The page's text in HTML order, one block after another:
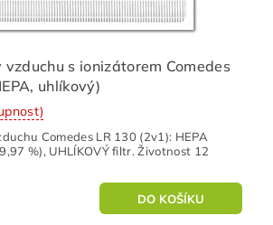
s ionizátorem Comedes
uhlíkový)
Comedes LR 130 (2v1): HEPA
%), UHLÍKOVÝ filtr. Životnost 12